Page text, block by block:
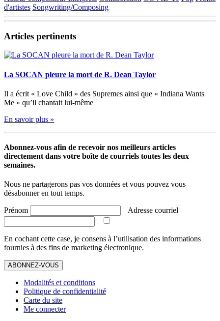
d'artistes Songwriting/Composing
Articles pertinents
La SOCAN pleure la mort de R. Dean Taylor
Il a écrit « Love Child » des Supremes ainsi que « Indiana Wants
Me » qu’il chantait lui-même
En savoir plus »
Abonnez-vous afin de recevoir nos meilleurs articles
directement dans votre boîte de courriels toutes les deux
semaines.
Nous ne partagerons pas vos données et vous pouvez vous
désabonner en tout temps.
Prénom Adresse courriel
En cochant cette case, je consens à l’utilisation des informations
fournies à des fins de marketing électronique.
ABONNEZ-VOUS
Modalités et conditions
Politique de confidentialité
Carte du site
Me connecter